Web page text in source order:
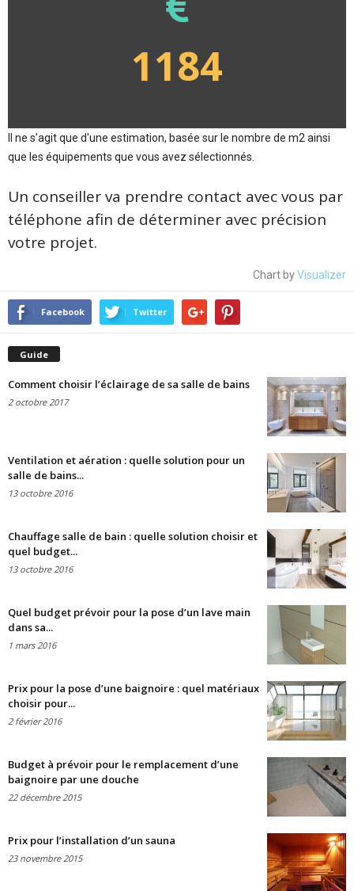
1184
Il ne s'agit que d'une estimation, basée sur le nombre de m2 ainsi
que les équipements que vous avez sélectionnés.
Un conseiller va prendre contact avec vous par
téléphone afin de déterminer avec précision
votre projet.
Chart byVisualizer
Facebook Twitter
Guide
Comment choisir l’éclairage de sa salle de bains
2 octobre 2017
Ventilation et aération : quelle solution pour un
salle de bains...
13 octobre 2016
Chauffage salle de bain : quelle solution choisir et
quel budget...
13 octobre 2016
Quel budget prévoir pour la pose d’un lave main
dans sa...
1 mars 2016
Prix pour la pose d’une baignoire : quel matériaux
choisir pour...
2 février 2016
Budget à prévoir pour le remplacement d’une
baignoire par une douche
22 décembre 2015
Prix pour l’installation d’un sauna
23 novembre 2015